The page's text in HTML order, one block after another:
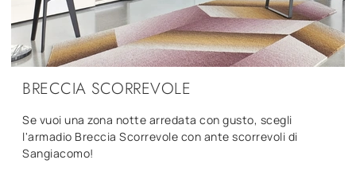
BRECCIA SCORREVOLE
Se vuoi una zona notte arredata con gusto, scegli
l'armadio Breccia Scorrevole con ante scorrevoli di
Sangiacomo!